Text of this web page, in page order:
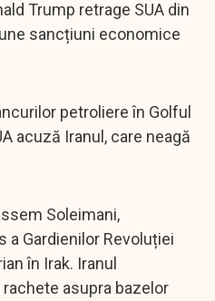
Trump retrage SUA din
sancțiuni economice
petroliere în Golful
acuză Iranul, care neagă
Soleimani,
a Gardienilor Revoluției
în Irak. Iranul
asupra bazelor